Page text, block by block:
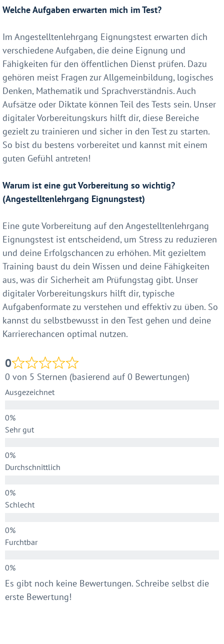
Welche Aufgaben erwarten mich im Test?
Im Angestelltenlehrgang Eignungstest erwarten dich
verschiedene Aufgaben, die deine Eignung und
Fähigkeiten für den öffentlichen Dienst prüfen. Dazu
gehören meist Fragen zur Allgemeinbildung, logisches
Denken, Mathematik und Sprachverständnis. Auch
Aufsätze oder Diktate können Teil des Tests sein. Unser
digitaler Vorbereitungskurs hilft dir, diese Bereiche
gezielt zu trainieren und sicher in den Test zu starten.
So bist du bestens vorbereitet und kannst mit einem
guten Gefühl antreten!
Warum ist eine gut Vorbereitung so wichtig?
(Angestelltenlehrgang Eignungstest)
Eine gute Vorbereitung auf den Angestelltenlehrgang
Eignungstest ist entscheidend, um Stress zu reduzieren
und deine Erfolgschancen zu erhöhen. Mit gezieltem
Training baust du dein Wissen und deine Fähigkeiten
aus, was dir Sicherheit am Prüfungstag gibt. Unser
digitaler Vorbereitungskurs hilft dir, typische
Aufgabenformate zu verstehen und effektiv zu üben. So
kannst du selbstbewusst in den Test gehen und deine
Karrierechancen optimal nutzen.
0
0 von 5 Sternen (basierend auf 0 Bewertungen)
Ausgezeichnet
Sehr gut
Durchschnittlich
Schlecht
Furchtbar
Es gibt noch keine Bewertungen. Schreibe selbst die
erste Bewertung!